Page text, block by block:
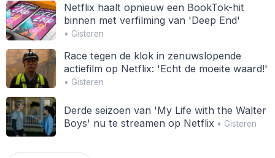
Netflix haalt opnieuw een BookTok-hit
binnen met verfilming van 'Deep End'
• Gisteren
Race tegen de klok in zenuwslopende
actiefilm op Netflix: 'Echt de moeite waard!'
• Gisteren
Derde seizoen van 'My Life with the Walter
Boys' nu te streamen op Netflix • Gisteren